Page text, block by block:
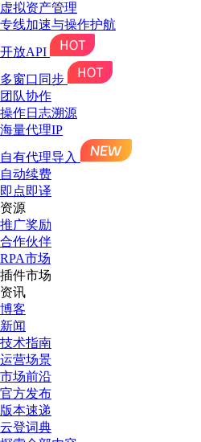
虚拟资产管理
专线加速与操作护航
开放API
多窗口同步
团队协作
操作日志溯源
海量代理IP
自有代理导入
自动续费
即点即译
资源
推广奖励
合作伙伴
RPA市场
插件市场
资讯
博客
新闻
技术指南
运营场景
市场前沿
官方发布
版本速递
云登词典